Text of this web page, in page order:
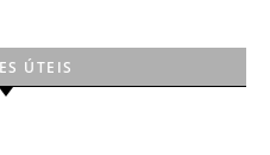
ÚTEIS